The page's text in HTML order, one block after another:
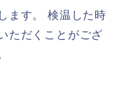
ます。 検温した時
ただくことがござ